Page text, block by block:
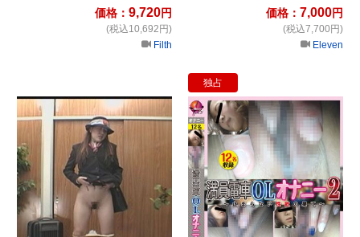
価格： 9,720円
(税込10,692円)
Filth
価格： 7,000円
(税込7,700円)
Eleven
排泄倶楽部19
独占
満